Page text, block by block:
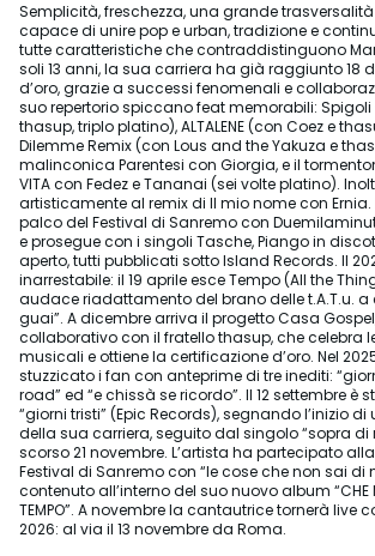
Semplicità, freschezza, una grande
capace di unire pop e urban, tradizione e
tutte caratteristiche che contraddistinguono
soli 13 anni, la sua carriera ha già raggiunto 18
d’oro, grazie a successi fenomenali e
suo repertorio spiccano feat memorabili: Spigoli
thasup, triplo platino), ALTALENE (con Coez e
Dilemme Remix (con Lous and the Yakuza e
malinconica Parentesi con Giorgia, e il
VITA con Fedez e Tananai (sei volte platino).
artisticamente al remix di Il mio nome con Ernia.
palco del Festival di Sanremo con
e prosegue con i singoli Tasche, Piango in
aperto, tutti pubblicati sotto Island Records. Il
inarrestabile: il 19 aprile esce Tempo (All the
audace riadattamento del brano delle t.A.T.u. a
guai”. A dicembre arriva il progetto Casa
collaborativo con il fratello thasup, che celebra
musicali e ottiene la certificazione d’oro. Nel
stuzzicato i fan con anteprime di tre inediti:
road” ed “e chissà se ricordo”. Il 12 settembre è
“giorni tristi” (Epic Records), segnando l’inizio
della sua carriera, seguito dal singolo “sopra di
scorso 21 novembre. L’artista ha partecipato
Festival di Sanremo con “le cose che non sai di
contenuto all’interno del suo nuovo album “CHE
TEMPO”. A novembre la cantautrice tornerà live
2026: al via il 13 novembre da Roma.